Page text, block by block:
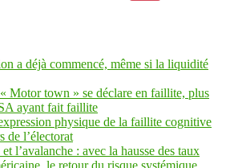
a déjà commencé, même si la liquidité
Motor town » se déclare en faillite, plus
ayant fait faillite
physique de la faillite cognitive
de l’électorat
l’avalanche : avec la hausse des taux